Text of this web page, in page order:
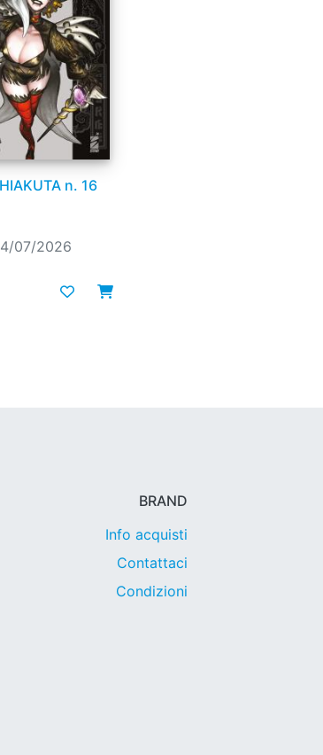
n. 16
07/2026
BRAND
Info acquisti
Contattaci
Condizioni